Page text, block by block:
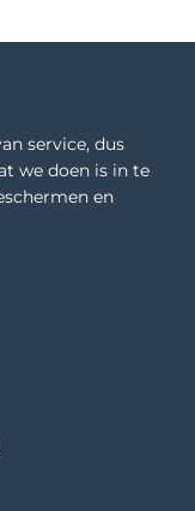
service, dus
we doen is in te
en